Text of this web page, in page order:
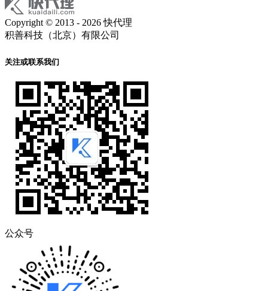
Copyright © 2013 - 2026 快代理
积善科技（北京）有限公司
关注或联系我们
公众号